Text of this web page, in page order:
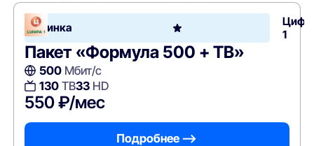
Новинка
1
Пакет «Формула 500 + ТВ»
500Мбит/с
130ТВ33HD
550 ₽/мес
Подробнее —>